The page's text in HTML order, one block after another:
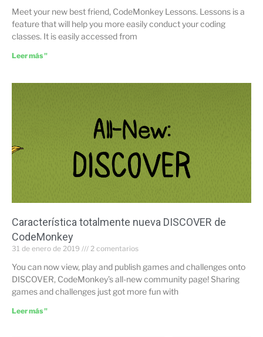
Meet your new best friend, CodeMonkey Lessons. Lessons is a
feature that will help you more easily conduct your coding
classes. It is easily accessed from
Leer más "
Característica totalmente nueva DISCOVER de
CodeMonkey
31 de enero de 2019 2 comentarios
You can now view, play and publish games and challenges onto
DISCOVER, CodeMonkey’s all-new community page! Sharing
games and challenges just got more fun with
Leer más "